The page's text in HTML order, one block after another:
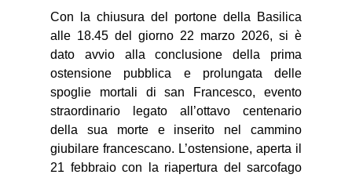
Con la chiusura del portone della Basilica
alle 18.45 del giorno 22 marzo 2026, si è
dato avvio alla conclusione della prima
ostensione pubblica e prolungata delle
spoglie mortali di san Francesco, evento
straordinario legato all’ottavo centenario
della sua morte e inserito nel cammino
giubilare francescano. L’ostensione, aperta il
21 febbraio con la riapertura del sarcofago